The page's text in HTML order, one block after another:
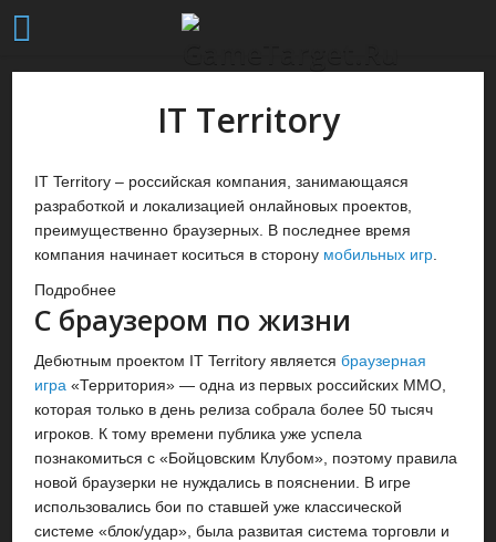
IT Territory
IT Territory – российская компания, занимающаяся
разработкой и локализацией онлайновых проектов,
преимущественно браузерных. В последнее время
компания начинает коситься в сторону мобильных игр
Подробнее
С браузером по жизни
Дебютным проектом IT Territory являетсябраузерная
игра «Территория» — одна из первых российских MMO,
которая только в день релиза собрала более 50 тысяч
игроков. К тому времени публика уже успела
познакомиться с «Бойцовским Клубом», поэтому правила
новой браузерки не нуждались в пояснении. В игре
использовались бои по ставшей уже классической
системе «блок/удар», была развитая система торговли и